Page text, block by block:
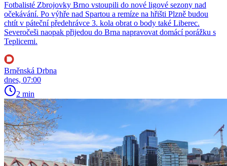
Fotbalisté Zbrojovky Brno vstoupili do nové ligové sezony nad
očekávání. Po výhře nad Spartou a remíze na hřišti Plzně budou
chtít v páteční předehrávce 3. kola obrat o body také Liberec.
Severočeši naopak přijedou do Brna napravovat domácí porážku s
Teplicemi.
Brněnská Drbna
dnes, 07:00
2 min